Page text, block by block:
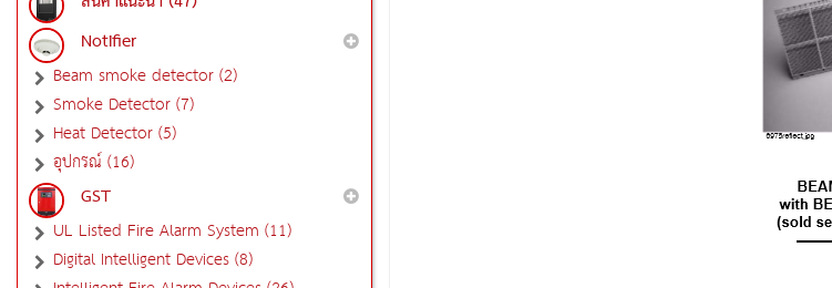
Notifier
Beam smoke detector (2)
Smoke Detector (7)
Heat Detector (5)
อุปกรณ์ (16)
GST
UL Listed Fire Alarm System (11)
Digital Intelligent Devices (8)